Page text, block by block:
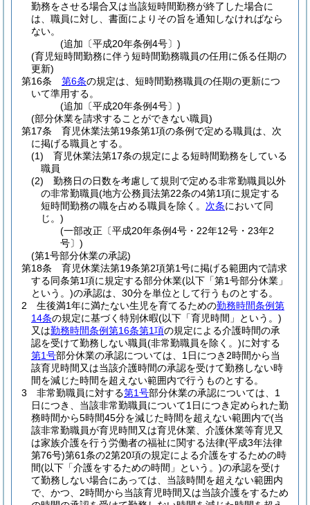
勤務をさせる場合又は当該短時間勤務が終了した場合に
は、職員に対し、書面によりその旨を通知しなければなら
ない。
(追加〔平成20年条例4号〕)
(育児短時間勤務に伴う短時間勤務職員の任用に係る任期の
更新)
第16条
第6条の規定は、短時間勤務職員の任期の更新につ
いて準用する。
(追加〔平成20年条例4号〕)
(部分休業を請求することができない職員)
第17条
育児休業法第19条第1項の条例で定める職員は、次
に掲げる職員とする。
(1)
育児休業法第17条の規定による短時間勤務をしている
職員
(2)
勤務日の日数を考慮して規則で定める非常勤職員以外
の非常勤職員(地方公務員法第22条の4第1項に規定する
短時間勤務の職を占める職員を除く。 次条において同
じ。)
(一部改正〔平成20年条例4号・22年12号・23年2
号〕)
(第1号部分休業の承認)
第18条
育児休業法第19条第2項第1号に掲げる範囲内で請求
する同条第1項に規定する部分休業(以下「第1号部分休業」
という。)の承認は、30分を単位として行うものとする。
2
生後満1年に満たない生児を育てるための勤務時間条例第
14条の規定に基づく特別休暇(以下「育児時間」という。)
又は勤務時間条例第16条第1項の規定による介護時間の承
認を受けて勤務しない職員(非常勤職員を除く。)に対する
第1号部分休業の承認については、1日につき2時間から当
該育児時間又は当該介護時間の承認を受けて勤務しない時
間を減じた時間を超えない範囲内で行うものとする。
3
非常勤職員に対する第1号部分休業の承認については、1
日につき、当該非常勤職員について1日につき定められた勤
務時間から5時間45分を減じた時間を超えない範囲内で(当
該非常勤職員が育児時間又は育児休業、介護休業等育児又
は家族介護を行う労働者の福祉に関する法律(平成3年法律
第76号)第61条の2第20項の規定による介護をするための時
間(以下「介護をするための時間」という。)の承認を受け
て勤務しない場合にあっては、当該時間を超えない範囲内
で、かつ、2時間から当該育児時間又は当該介護をするため